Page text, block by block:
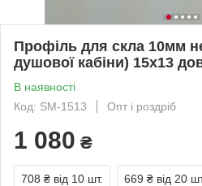
Профіль для скла 10мм
душової кабіни) 15х13
В наявності
Код: SM-1513
Опт і роздріб
1 080 ₴
708 ₴ від 10 шт. 669 ₴ від 20